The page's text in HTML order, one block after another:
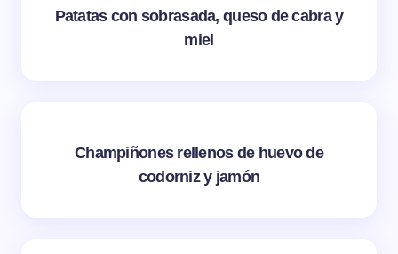
Patatas con sobrasada, queso de cabra y
miel
Champiñones rellenos de huevo de
codorniz y jamón